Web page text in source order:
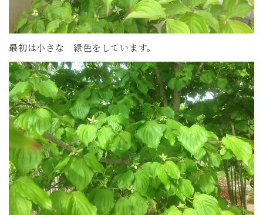
最初は小さな 緑色をしています。